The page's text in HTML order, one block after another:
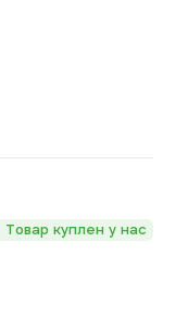
Товар куплен у нас